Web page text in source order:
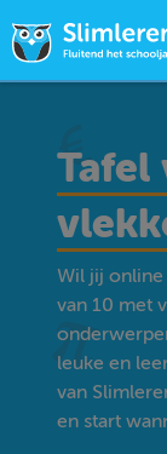
Tafel
Wil jij
van 10 met
leuke en
van
en start